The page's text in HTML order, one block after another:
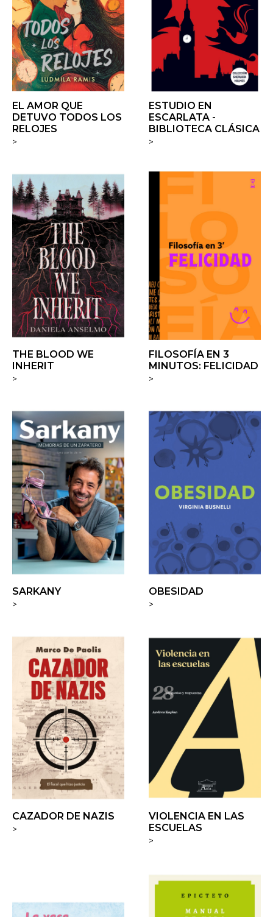
EL AMOR QUE
DETUVO TODOS LOS
RELOJES
>
ESTUDIO EN
ESCARLATA -
BIBLIOTECA CLÁSICA
>
THE BLOOD WE
INHERIT
>
FILOSOFÍA EN 3
MINUTOS: FELICIDAD
>
SARKANY
>
OBESIDAD
>
CAZADOR DE NAZIS
>
VIOLENCIA EN LAS
ESCUELAS
>